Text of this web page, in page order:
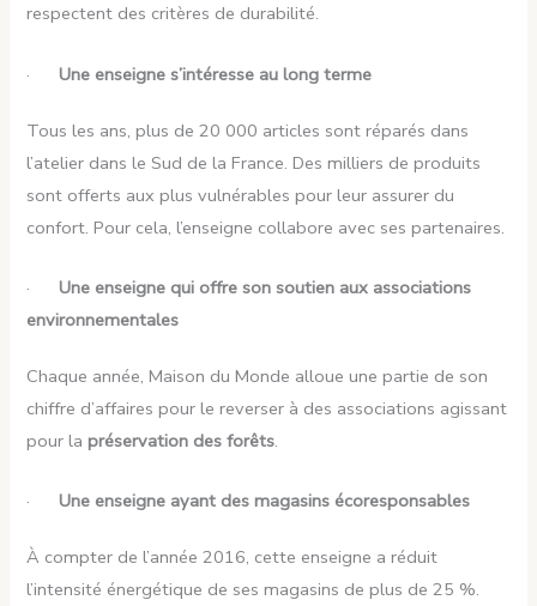
respectent des critères de durabilité.
·Une enseigne s’intéresse au long terme
Tous les ans, plus de 20 000 articles sont réparés dans
l’atelier dans le Sud de la France. Des milliers de produits
sont offerts aux plus vulnérables pour leur assurer du
confort. Pour cela, l’enseigne collabore avec ses partenaires.
·Une enseigne qui offre son soutien aux associations
environnementales
Chaque année, Maison du Monde alloue une partie de son
chiffre d’affaires pour le reverser à des associations agissant
pour lapréservation des forêts.
·Une enseigne ayant des magasins écoresponsables
À compter de l’année 2016, cette enseigne a réduit
l’intensité énergétique de ses magasins de plus de 25 %.